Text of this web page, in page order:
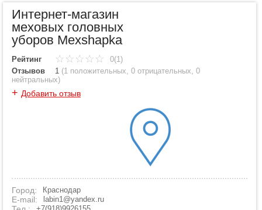
Интернет-магазин
меховых головных
уборов Mexshapka
Рейтинг
0(1)
Отзывов
1 (1 положительных, 0 отрицательных, 0
нейтральных)
+ Добавить отзыв
Город: Краснодар
E-mail: labin1@yandex.ru